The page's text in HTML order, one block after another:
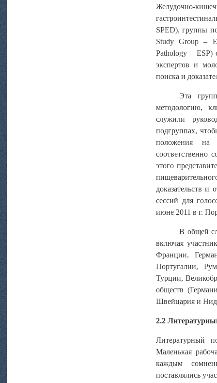
Желудочно-
SPED), группы
Study Group –
Pathologу – ESP)
экспертов и
поиска и
Эта
методологию,
служили
подгруппах,
положения на
соответственно
этого
доказательств
сессий для
июне 2011 в г.
В общей
включая
Франции,
Португалии,
Турции,
обществ
Швейцария и
2.2
Литературный
Маленькая
каждым
поставлялись